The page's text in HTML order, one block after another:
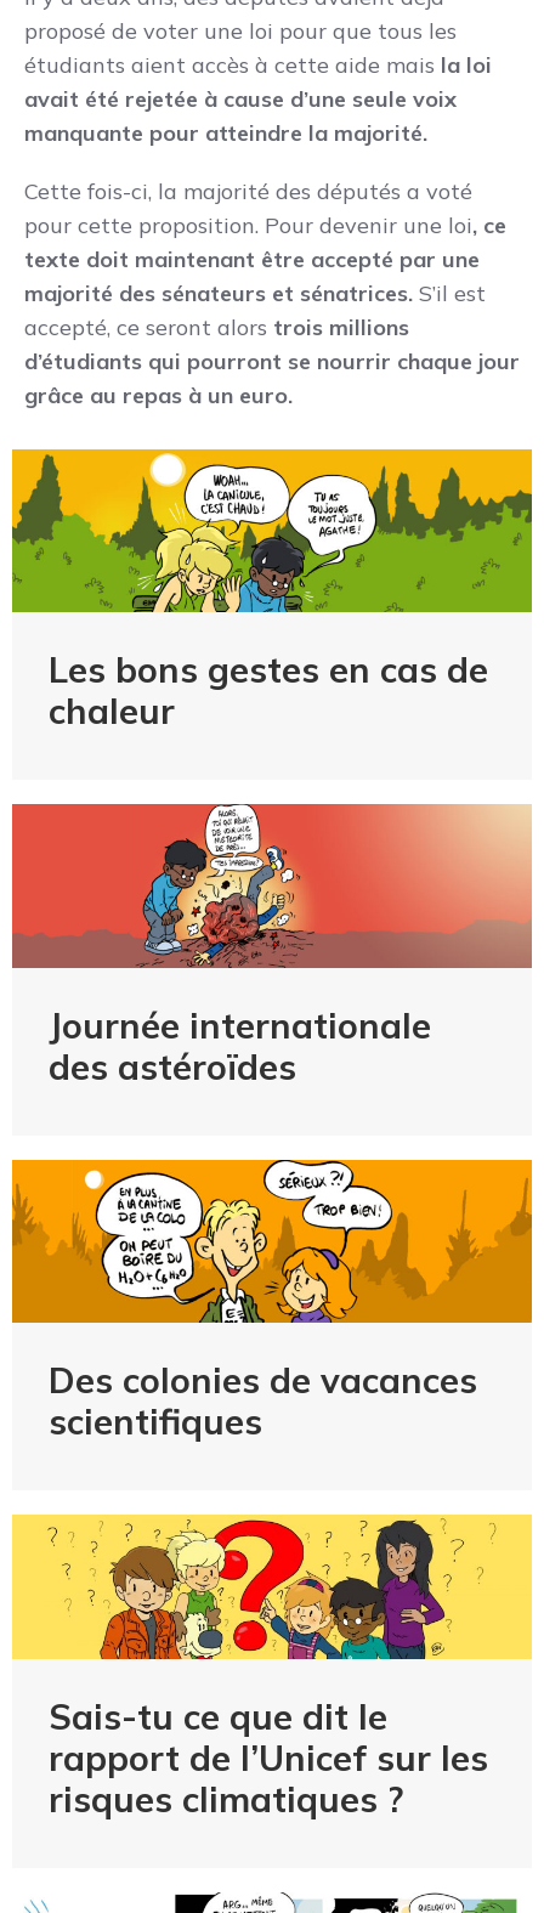
proposé de voter une loi pour que tous les
étudiants aient accès à cette aide mais la loi
avait été rejetée à cause d’une seule voix
manquante pour atteindre la majorité.
Cette fois-ci, la majorité des députés a voté
pour cette proposition. Pour devenir une loi, ce
texte doit maintenant être accepté par une
majorité des sénateurs et sénatrices. S’il est
accepté, ce seront alors trois millions
d’étudiants qui pourront se nourrir chaque jour
grâce au repas à un euro.
Les bons gestes en cas de
chaleur
Journée internationale
des astéroïdes
Des colonies de vacances
scientifiques
Sais-tu ce que dit le
rapport de l’Unicef sur les
risques climatiques ?